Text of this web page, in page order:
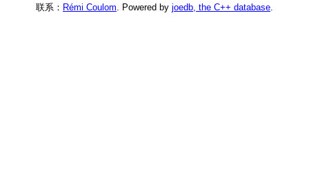
联系： Rémi Coulom . Powered by joedb, the C++ database